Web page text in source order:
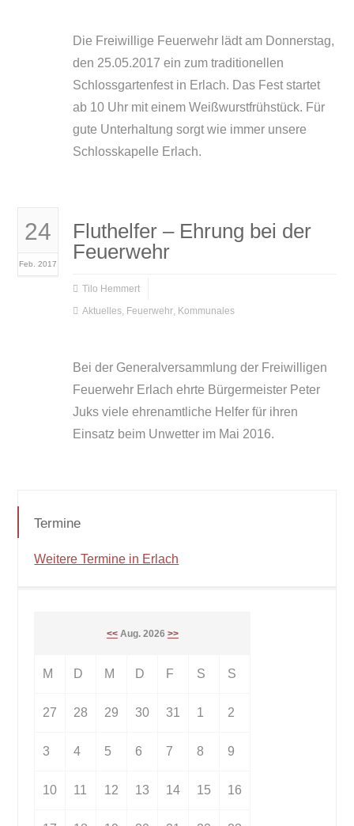
Die Freiwillige Feuerwehr lädt am Donnerstag,
den 25.05.2017 ein zum traditionellen
Schlossgartenfest in Erlach. Das Fest startet
ab 10 Uhr mit einem Weißwurstfrühstück. Für
gute Unterhaltung sorgt wie immer unsere
Schlosskapelle Erlach.
24
Feb. 2017
Fluthelfer – Ehrung bei der
Feuerwehr
Tilo Hemmert
Aktuelles, Feuerwehr, Kommunales
Bei der Generalversammlung der Freiwilligen
Feuerwehr Erlach ehrte Bürgermeister Peter
Juks viele ehrenamtliche Helfer für ihren
Einsatz beim Unwetter im Mai 2016.
Termine
Weitere Termine in Erlach
<<Aug. 2026 >>
M D M D F S S
27 28 29 30 31 1 2
3 4 5 6 7 8 9
10 11 12 13 14 15 16